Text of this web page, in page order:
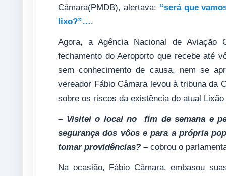
Câmara(PMDB), alertava: “será que
lixo?”….
Agora, a Agência Nacional de
fechamento do Aeroporto que recebe até
sem conhecimento de causa, nem se
vereador Fábio Câmara levou à tribuna da
sobre os riscos da existência do atual
– Visitei o local no fim de semana e
segurança dos vôos e para a própria
tomar providências? – cobrou o
Na ocasião, Fábio Câmara, embasou